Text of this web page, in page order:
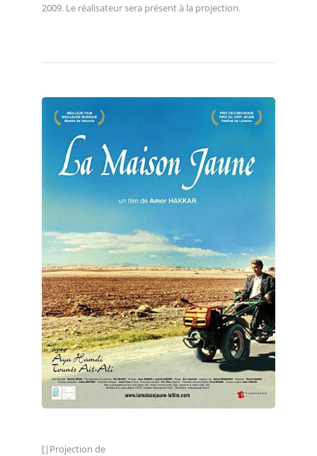
2009. Le réalisateur sera présent à la projection.
[|Projection de